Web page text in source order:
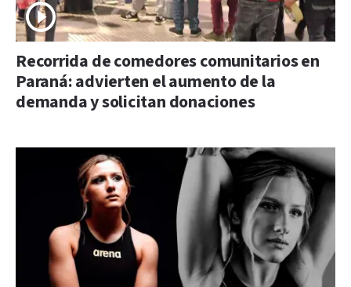
Recorrida de comedores comunitarios en
Paraná: advierten el aumento de la
demanda y solicitan donaciones